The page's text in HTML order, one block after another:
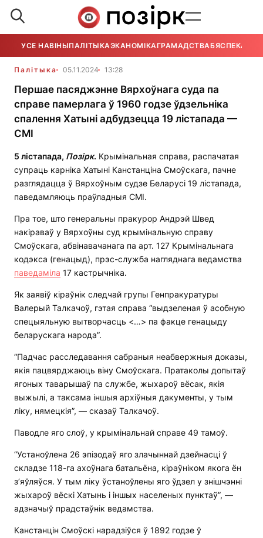
УСЕ НАВІНЫПАЛІТЫКАЭКАНОМІКАГРАМАДСТВАБЯСПЕКА
Палітыка 05.11.2024 13:28
Першае пасяджэнне Вярхоўнага суда па
справе памерлага ў 1960 годзе ўдзельніка
спалення Хатыні адбудзецца 19 лістапада —
СМІ
5 лістапада, Позірк. Крымінальная справа, распачатая
супраць карніка Хатыні Канстанціна Смоўскага, пачне
разглядацца ў Вярхоўным судзе Беларусі 19 лістапада,
паведамляюць праўладныя СМІ.
Пра тое, што генеральны пракурор Андрэй Швед
накіраваў у Вярхоўны суд крымінальную справу
Смоўскага, абвінавачанага па арт. 127 Крымінальнага
кодэкса (генацыд), прэс-служба нагляднага ведамства
паведаміла 17 кастрычніка.
Як заявіў кіраўнік следчай групы Генпракуратуры
Валерый Талкачоў, гэтая справа “выдзеленая ў асобную
спецыяльную вытворчасць <…> па факце генацыду
беларускага народа”.
“Падчас расследавання сабраныя неабвержныя доказы,
якія пацвярджаюць віну Смоўскага. Пратаколы допытаў
ягоных таварышаў па службе, жыхароў вёсак, якія
выжылі, а таксама іншыя архіўныя дакументы, у тым
ліку, нямецкія”, — сказаў Талкачоў.
Паводле яго слоў, у крымінальнай справе 49 тамоў.
“Устаноўлена 26 эпізодаў яго злачыннай дзейнасці ў
складзе 118-га ахоўнага батальёна, кіраўніком якога ён
з’яўляўся. У тым ліку ўстаноўлены яго ўдзел у знішчэнні
жыхароў вёскі Хатынь і іншых населеных пунктаў”, —
адзначыў прадстаўнік ведамства.
Канстанцін Смоўскі нарадзіўся ў 1892 годзе ў